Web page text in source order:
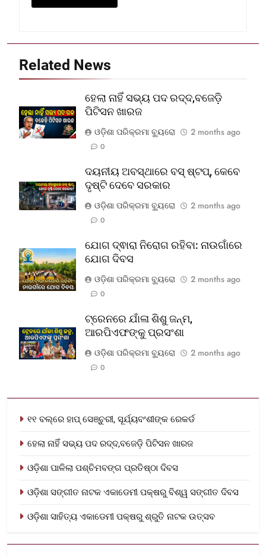
Related News
ହେଲା ନାହିଁ ସଭ୍ୟ ପଦ ରଦ୍ଦ,ବଜେଡ଼ି
ପିଟିସନ ଖାରଜ
ଓଡ଼ିଶା ପରିକ୍ରମା ବ୍ୟୁରୋ
2 months ago
0
ଦୟନୀୟ ଅବସ୍ଥାରେ ବସ୍‌ ଷ୍ଟପ୍‌, କେବେ
ଦୃଷ୍ଟି ଦେବେ ସରକାର
ଓଡ଼ିଶା ପରିକ୍ରମା ବ୍ୟୁରୋ
2 months ago
0
ଯୋଗ ଦ୍ଵାରା ନିରୋଗ ରହିବା: ନାଉଗାଁରେ
ଯୋଗ ଦିବସ
ଓଡ଼ିଶା ପରିକ୍ରମା ବ୍ୟୁରୋ
2 months ago
0
ଟ୍ରେନରେ ଯାଁଳା ଶିଶୁ ଜନ୍ମ,
ଆରପିଏଫଙ୍କୁ ପ୍ରସଂଶା
ଓଡ଼ିଶା ପରିକ୍ରମା ବ୍ୟୁରୋ
2 months ago
0
୧୧ ବଲ୍‌ରେ ହାପ୍ ସେଞ୍ଚୁରୀ, ସୂର୍ଯ୍ୟବଂଶୀଙ୍କ ରେକର୍ଡ
ହେଲା ନାହିଁ ସଭ୍ୟ ପଦ ରଦ୍ଦ,ବଜେଡ଼ି ପିଟିସନ ଖାରଜ
ଓଡ଼ିଶା ପାଳିଲା ପଶ୍ଚିମବଙ୍ଗ ପ୍ରତିଷ୍ଠା ଦିବସ
ଓଡ଼ିଶା ସଙ୍ଗୀତ ନାଟକ ଏକାଡେମୀ ପକ୍ଷରୁ ବିଶ୍ୱ ସଙ୍ଗୀତ ଦିବସ
ଓଡ଼ିଶା ସାହିତ୍ୟ ଏକାଡେମୀ ପକ୍ଷରୁ ଶ୍ରୁତି ନାଟକ ଉତ୍ସବ